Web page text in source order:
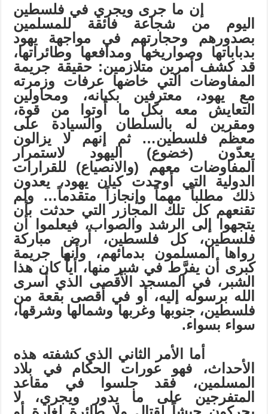
إن ما جرى ويجري في فلسطين
اليوم من شجاعة فائقة للمسلمين
بصدورهم وحجارتهم في مواجهة يهود
بدباباتها وصواريخها ومدافعها وطائراتها،
قد كشف أمرين متلازمين: حقيقة جريمة
المفاوضات التي خاضها عرفات وزمرته
مع يهود، معترفين بكيانه، ومحاولين
التعايش معه بكل ما أوتوا من قوة،
ومقرين له بالسلطان والسيادة على
معظم فلسطين… ثم إنهم لا يزالون
يعدّون (خضوع) اليهود لاستمرار
المفاوضات معهم (والانصياع) للقرارات
الدولية التي أوجدت كيان يهود، يعدون
ذلك مطلباً مهماً وإنجازاً متقدماً… ولم
تقنعهم كل تلك المجازر التي حدثت بأن
يتجهوا إلى الرشد والصواب، فيعلموا أن
فلسطين، كل فلسطين، أرض مباركة
رواها المسلمون بدمائهم، وأنها جريمة
كبرى أن يفرَّط في شبر منها، أياًّ كان هذا
الشبر، في المسجد الأقصى الذي أسرى
الله برسوله إليه، أو في أقصى بقعة من
فلسطين، جنوبها وغربها وشمالها وشرقها،
سواء بسواء.
أما الأمر الثاني الذي كشفته هذه
الأحداث، فهو عورات الحكام في بلاد
المسلمين، فقد جلسوا في مقاعد
المتفرجين على ما يدور ويجري، لا